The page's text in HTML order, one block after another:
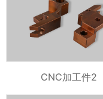
CNC加工件2